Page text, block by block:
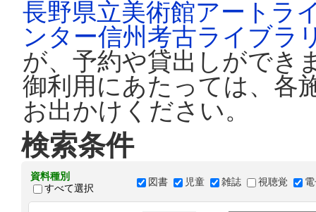
長野県立美術館アートラ
ンター信州考古ライブラ
が、予約や貸出しができ
御利用にあたっては、各
お出かけください。
検索条件
資料種別
すべて選択
図書 児童 雑誌 視聴覚